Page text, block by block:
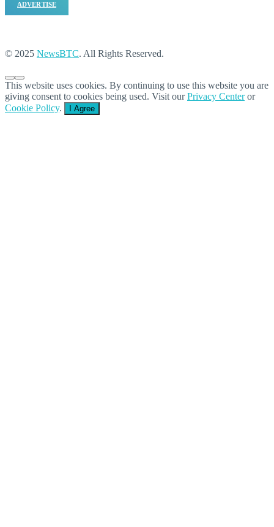
ADVERTISE
© 2025 NewsBTC. All Rights Reserved.
This website uses cookies. By continuing to use this website you are
giving consent to cookies being used. Visit ourPrivacy Centeror
Cookie Policy. I Agree